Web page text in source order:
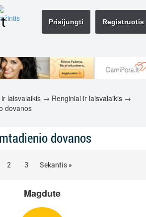
Registruotis
Prisijungti
laisvalaikis → Renginiai ir laisvalaikis →
dovanos
dovanos
2 3 Sekantis »
Magdute